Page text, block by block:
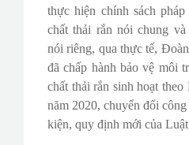
thực hiện chính sách
chất thải rắn nói chung
nói riêng, qua thực tế,
đã chấp hành bảo vệ môi
chất thải rắn sinh hoạt
năm 2020, chuyển đổi
kiện, quy định mới của